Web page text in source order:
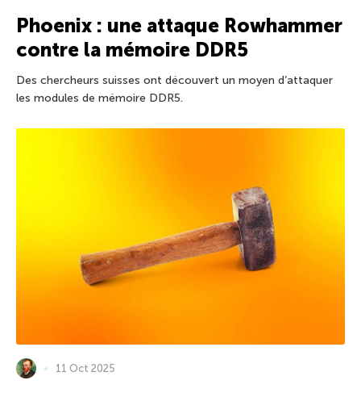
Phoenix : une attaque Rowhammer
contre la mémoire DDR5
Des chercheurs suisses ont découvert un moyen d’attaquer
les modules de mémoire DDR5.
11 Oct 2025